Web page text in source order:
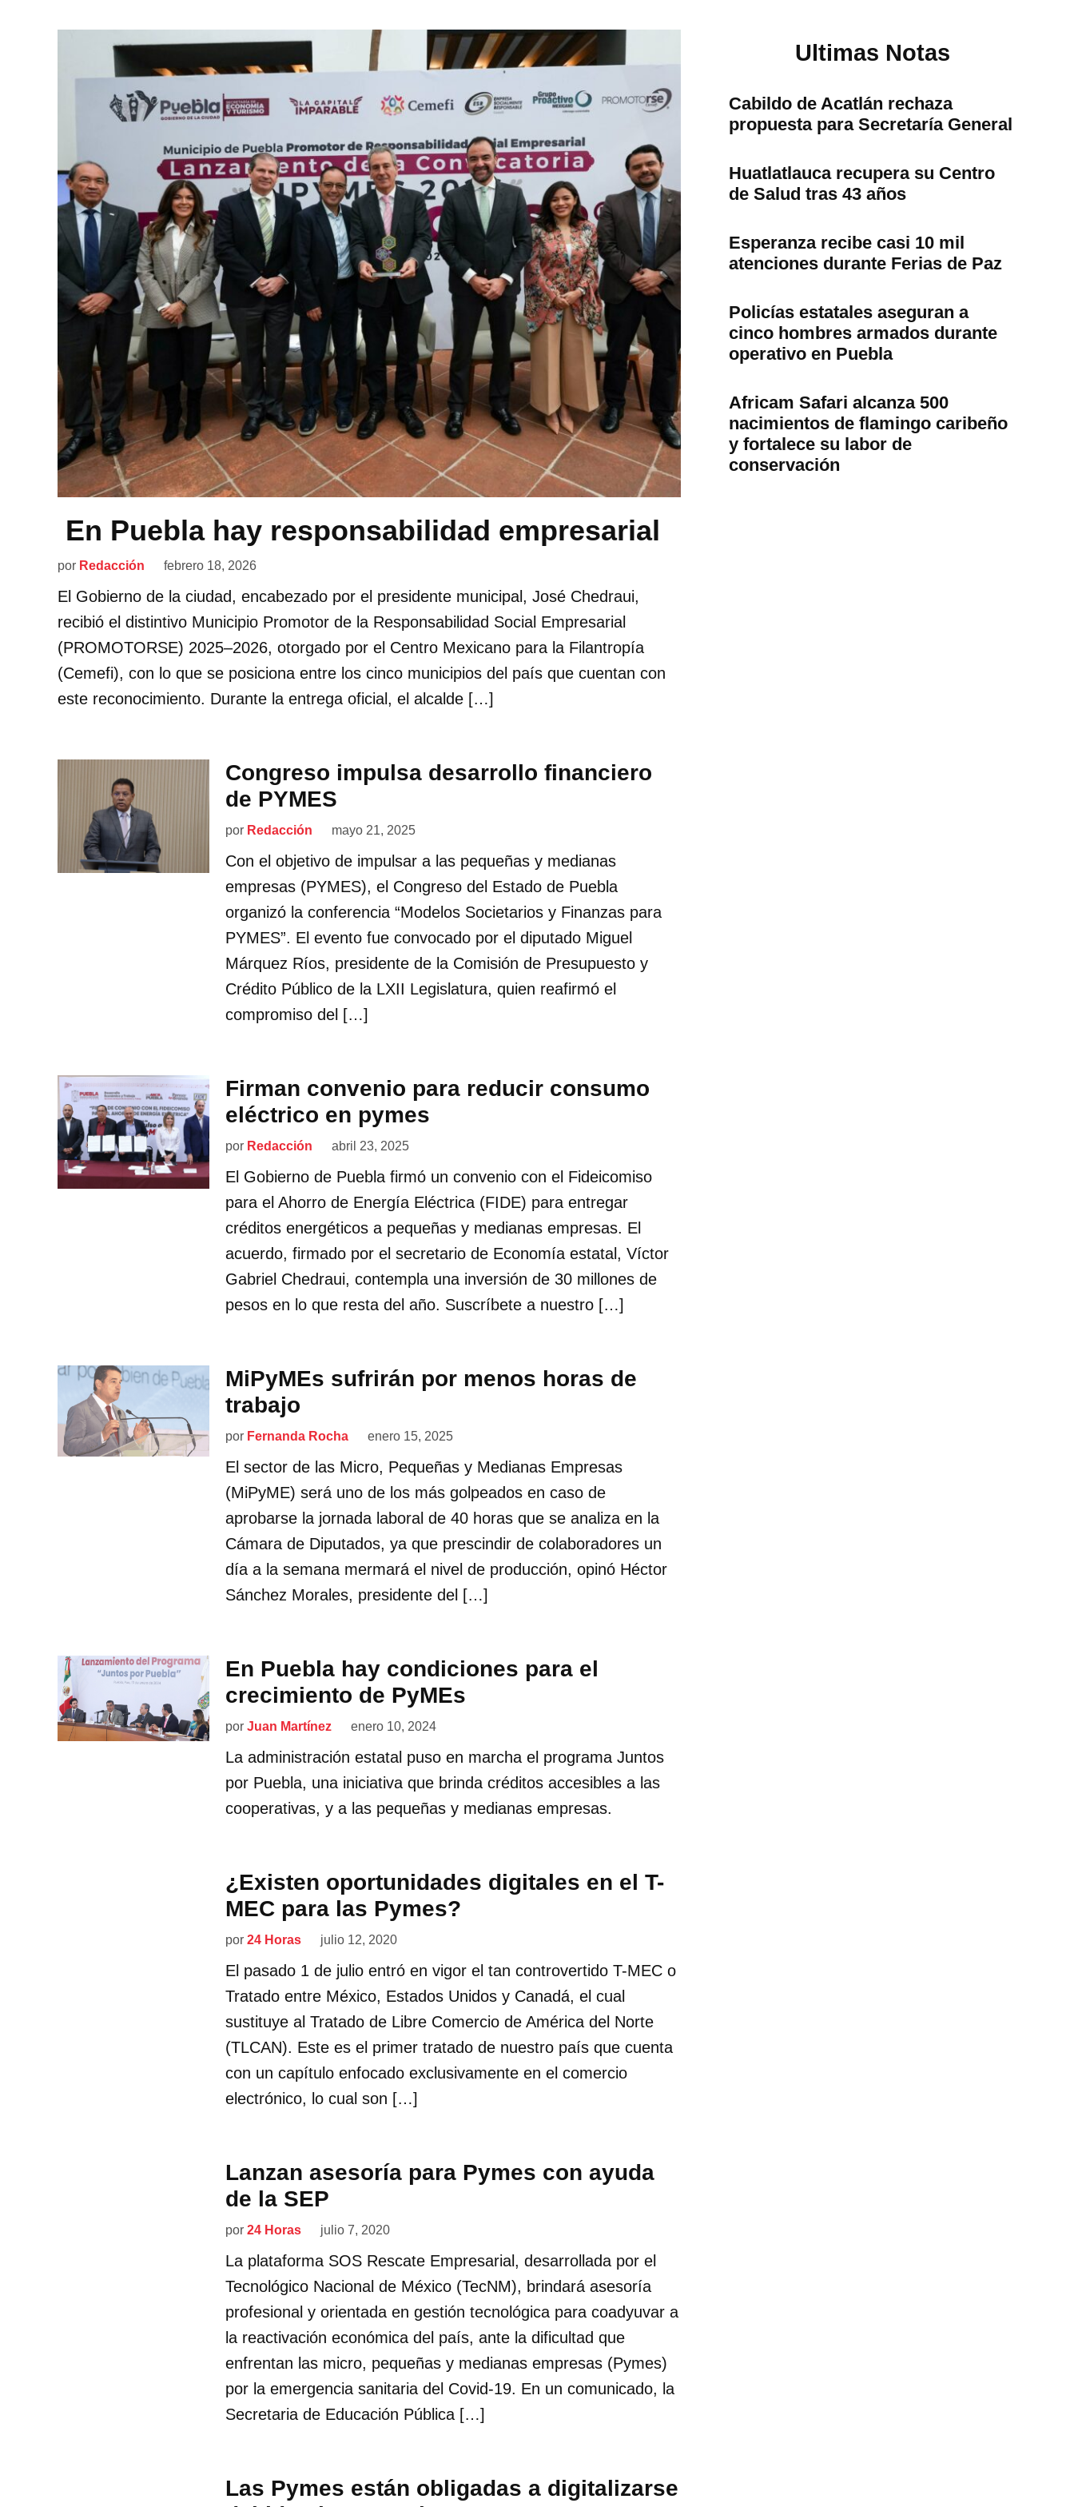
En Puebla hay responsabilidad empresarial
por Redacción febrero 18, 2026
El Gobierno de la ciudad, encabezado por el presidente municipal, José Chedraui,
recibió el distintivo Municipio Promotor de la Responsabilidad Social Empresarial
(PROMOTORSE) 2025–2026, otorgado por el Centro Mexicano para la Filantropía
(Cemefi), con lo que se posiciona entre los cinco municipios del país que cuentan con
este reconocimiento. Durante la entrega oficial, el alcalde […]
Congreso impulsa desarrollo financiero
de PYMES
por Redacción mayo 21, 2025
Con el objetivo de impulsar a las pequeñas y medianas
empresas (PYMES), el Congreso del Estado de Puebla
organizó la conferencia “Modelos Societarios y Finanzas para
PYMES”. El evento fue convocado por el diputado Miguel
Márquez Ríos, presidente de la Comisión de Presupuesto y
Crédito Público de la LXII Legislatura, quien reafirmó el
compromiso del […]
Firman convenio para reducir consumo
eléctrico en pymes
por Redacción abril 23, 2025
El Gobierno de Puebla firmó un convenio con el Fideicomiso
para el Ahorro de Energía Eléctrica (FIDE) para entregar
créditos energéticos a pequeñas y medianas empresas. El
acuerdo, firmado por el secretario de Economía estatal, Víctor
Gabriel Chedraui, contempla una inversión de 30 millones de
pesos en lo que resta del año. Suscríbete a nuestro […]
MiPyMEs sufrirán por menos horas de
trabajo
por Fernanda Rocha enero 15, 2025
El sector de las Micro, Pequeñas y Medianas Empresas
(MiPyME) será uno de los más golpeados en caso de
aprobarse la jornada laboral de 40 horas que se analiza en la
Cámara de Diputados, ya que prescindir de colaboradores un
día a la semana mermará el nivel de producción, opinó Héctor
Sánchez Morales, presidente del […]
En Puebla hay condiciones para el
crecimiento de PyMEs
por Juan Martínez enero 10, 2024
La administración estatal puso en marcha el programa Juntos
por Puebla, una iniciativa que brinda créditos accesibles a las
cooperativas, y a las pequeñas y medianas empresas.
¿Existen oportunidades digitales en el T-
MEC para las Pymes?
por 24 Horas julio 12, 2020
El pasado 1 de julio entró en vigor el tan controvertido T-MEC o
Tratado entre México, Estados Unidos y Canadá, el cual
sustituye al Tratado de Libre Comercio de América del Norte
(TLCAN). Este es el primer tratado de nuestro país que cuenta
con un capítulo enfocado exclusivamente en el comercio
electrónico, lo cual son […]
Lanzan asesoría para Pymes con ayuda
de la SEP
por 24 Horas julio 7, 2020
La plataforma SOS Rescate Empresarial, desarrollada por el
Tecnológico Nacional de México (TecNM), brindará asesoría
profesional y orientada en gestión tecnológica para coadyuvar a
la reactivación económica del país, ante la dificultad que
enfrentan las micro, pequeñas y medianas empresas (Pymes)
por la emergencia sanitaria del Covid-19. En un comunicado, la
Secretaria de Educación Pública […]
Las Pymes están obligadas a digitalizarse
Ultimas Notas
Cabildo de Acatlán rechaza
propuesta para Secretaría General
Huatlatlauca recupera su Centro
de Salud tras 43 años
Esperanza recibe casi 10 mil
atenciones durante Ferias de Paz
Policías estatales aseguran a
cinco hombres armados durante
operativo en Puebla
Africam Safari alcanza 500
nacimientos de flamingo caribeño
y fortalece su labor de
conservación